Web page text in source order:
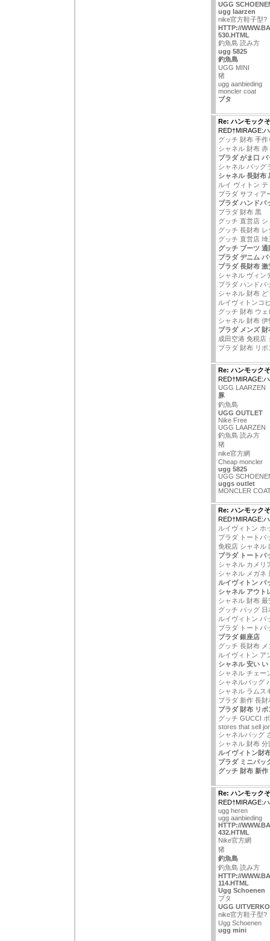
UGG
ugg laarzen
nike官方鞋子型?
HTTP://
530.HTML
釣魚島 読み方
ugg 5825
釣魚島
UGG MINI
猪
ugg aanbieding
moncler coat
ブタ
Re: ハンモック
RED†MIRAGE:
グッチ 財布 手作
シャネル 財布 赤
プラダ がま口 バ
シャネル バッグ
シャネル 長財布
ルイ ヴィトン
プラダ サフィア
プラダ ハンドバ
プラダ 財布 黒
グッチ 直営店
グッチ 長財布
グッチ 直営店 埼
グッチ ブーツ 通
プラダ デニム
プラダ 長財布 激
シャネル ヴィン
プラダ ハンドバ
シャネル 財布 ど
ルイヴィトンコ
グッチ 財布 ウェ
シャネル 財布 伊
プラダ メンズ
成田空港 免税店
プラダ 財布 リボ
Re: ハンモック
RED†MIRAGE:
UGG LAARZEN
豚
釣魚島
UGG OUTLET
Nike Free
UGG LAARZEN
釣魚島 読み方
猪
nike官方網
Cheap moncler
ugg 5825
UGG
uggs outlet
MONCLER
Re: ハンモック
RED†MIRAGE:
ルイヴィトン ホ
プラダ トートバ
免税店 シャネル
プラダ トートバ
シャネル カメリ
シャネル メガネ
ルイヴィトン バ
シャネル アウト
シャネル 財布 最
グッチ バッグ 日
ルイヴィトン バ
プラダ トートバ
プラダ 銀座店
グッチ 長財布 メ
ルイヴィトン ア
シャネル 安い い
シャネル チェー
シャネルバッグ
シャネル ラムス
プラダ 新作 長財
プラダ 財布 リボ
グッチ GUCCI
stores that sell
シャネルバッグ
シャネル 財布 分
ルイヴィトン財
プラダ ミニバッ
グッチ 財布 新作
Re: ハンモック
RED†MIRAGE:
ugg heren
ugg aanbieding
HTTP://
432.HTML
Nike官方網
猪
釣魚島
釣魚島 読み方
HTTP://
114.HTML
Ugg Schoenen
ブタ
UGG
nike官方鞋子型?
Ugg Schoenen
ugg mini